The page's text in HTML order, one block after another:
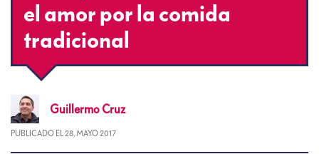
el amor por la comida
tradicional
Guillermo Cruz
PUBLICADO EL 28, MAYO 2017